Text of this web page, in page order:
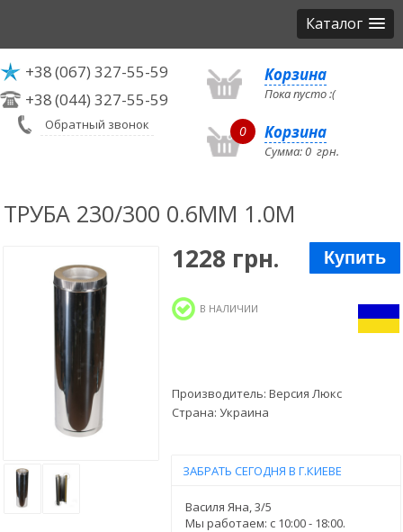
Каталог
+38(067) 327-55-59
+38(044) 327-55-59
Обратный звонок
Корзина
Пока пусто :(
0 Корзина
Сумма:0 грн.
ТРУБА 230/300 0.6ММ 1.0М
1228 грн. Купить
В НАЛИЧИИ
Производитель: Версия Люкс
Страна: Украина
ЗАБРАТЬ СЕГОДНЯ В Г.КИЕВЕ
Василя Яна, 3/5
Мы работаем: c 10:00 - 18:00.